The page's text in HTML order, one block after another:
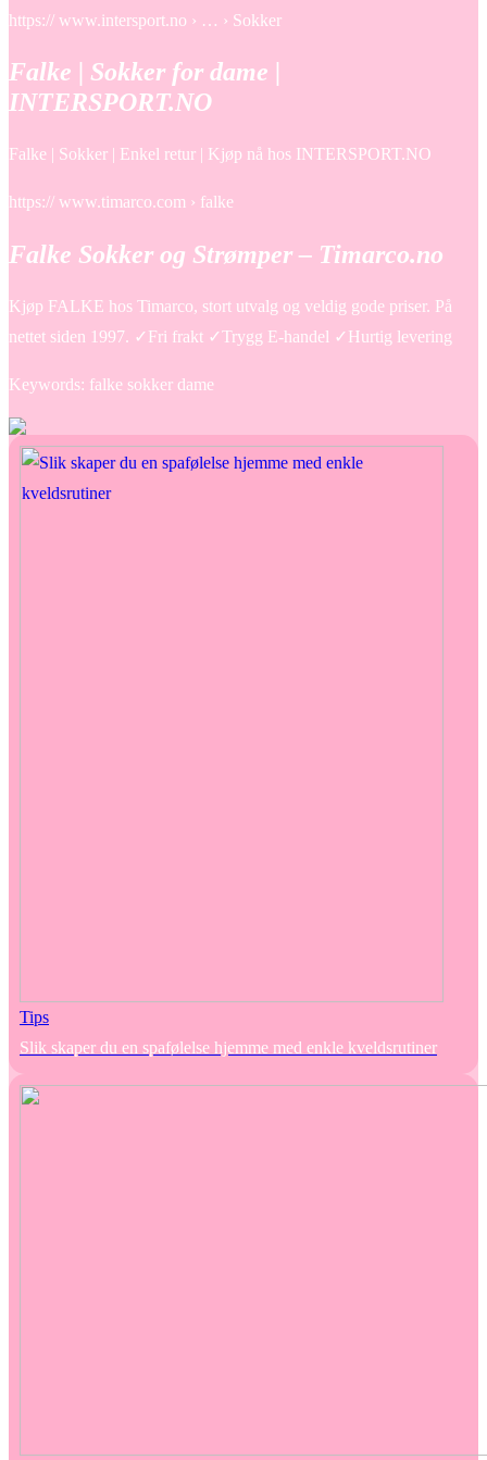
https:// www.intersport.no › … › Sokker
Falke | Sokker for dame |
INTERSPORT.NO
Falke | Sokker | Enkel retur | Kjøp nå hos INTERSPORT.NO
https:// www.timarco.com › falke
Falke Sokker og Strømper – Timarco.no
Kjøp FALKE hos Timarco, stort utvalg og veldig gode priser. På
nettet siden 1997. ✓Fri frakt ✓Trygg E-handel ✓Hurtig levering
Keywords: falke sokker dame
Tips
Slik skaper du en spafølelse hjemme med enkle kveldsrutiner